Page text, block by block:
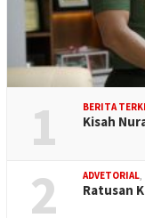
1 BERITA
Kisah
2 ADVETORIAL,
Ratusan